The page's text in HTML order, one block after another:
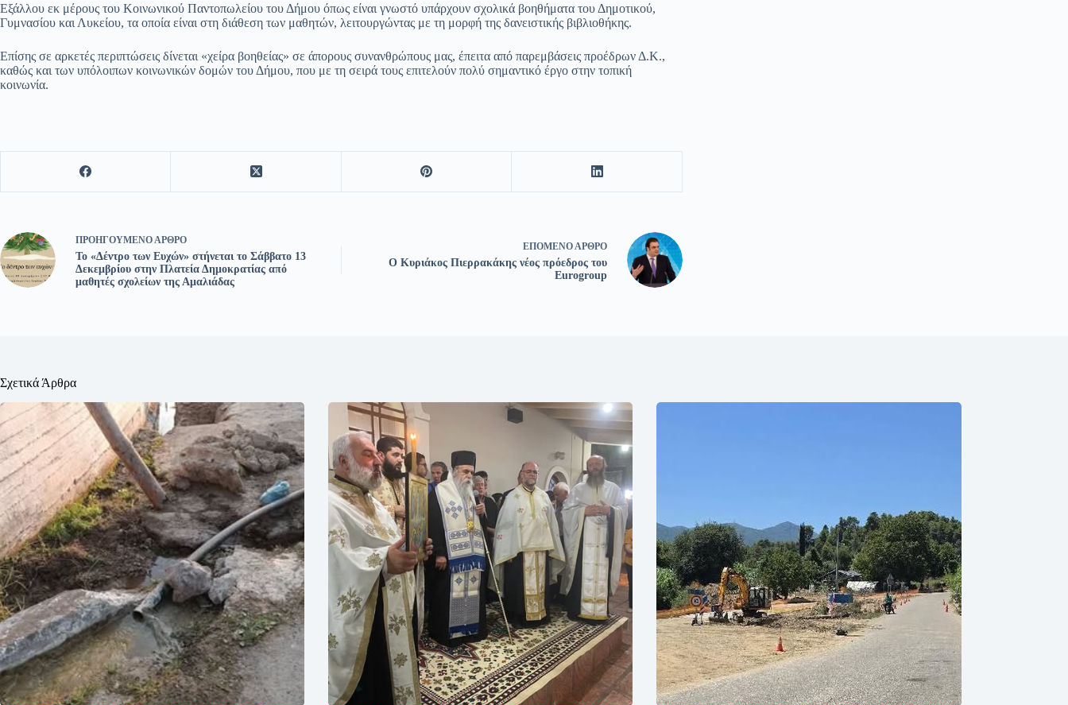
Εξάλλου εκ μέρους του Κοινωνικού Παντοπωλείου του Δήμου όπως είναι γνωστό υπάρχουν σχολικά βοηθήματα του Δημοτικού,
Γυμνασίου και Λυκείου, τα οποία είναι στη διάθεση των μαθητών, λειτουργώντας με τη μορφή της δανειστικής βιβλιοθήκης.
Επίσης σε αρκετές περιπτώσεις δίνεται «χείρα βοηθείας» σε άπορους συνανθρώπους μας, έπειτα από παρεμβάσεις προέδρων Δ.Κ.,
καθώς και των υπόλοιπων κοινωνικών δομών του Δήμου, που με τη σειρά τους επιτελούν πολύ σημαντικό έργο στην τοπική
κοινωνία.
ΠΡΟΗΓΟΎΜΕΝΟΆΡΘΡΟ
Το «Δέντρο των Ευχών» στήνεται το Σάββατο 13
Δεκεμβρίου στην Πλατεία Δημοκρατίας από
μαθητές σχολείων της Αμαλιάδας
ΕΠΌΜΕΝΟΆΡΘΡΟ
Ο Κυριάκος Πιερρακάκης νέος πρόεδρος του
Eurogroup
Σχετικά Άρθρα